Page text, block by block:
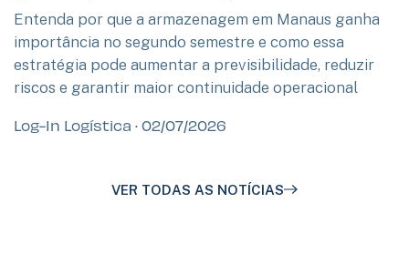
Log-In Logística 02/07/2026
Entenda por que a armazenagem em Manaus ganha
importância no segundo semestre e como essa
estratégia pode aumentar a previsibilidade, reduzir
riscos e garantir maior continuidade operacional
VER TODAS AS NOTÍCIAS